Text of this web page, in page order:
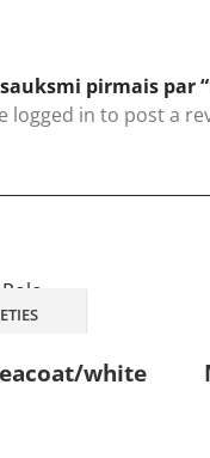
pirmais par
logged in to post a
white